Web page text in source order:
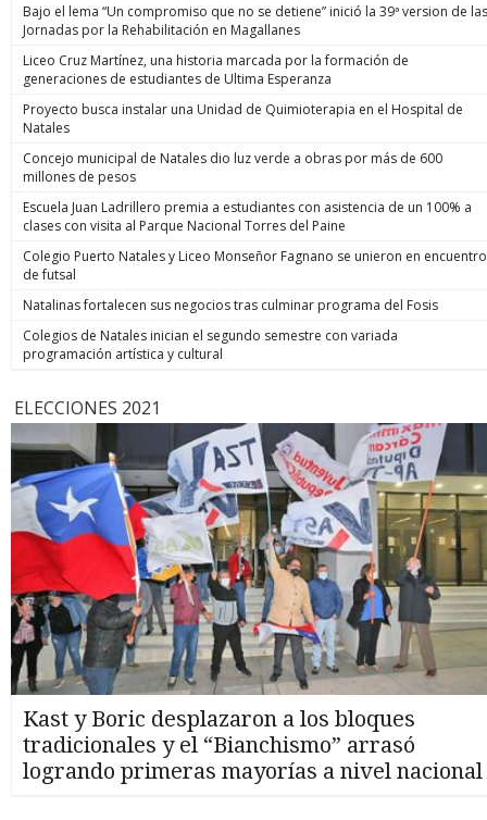
Bajo el lema “Un compromiso que no se detiene” inició la 39ª version de las
Jornadas por la Rehabilitación en Magallanes
Liceo Cruz Martínez, una historia marcada por la formación de
generaciones de estudiantes de Ultima Esperanza
Proyecto busca instalar una Unidad de Quimioterapia en el Hospital de
Natales
Concejo municipal de Natales dio luz verde a obras por más de 600
millones de pesos
Escuela Juan Ladrillero premia a estudiantes con asistencia de un 100% a
clases con visita al Parque Nacional Torres del Paine
Colegio Puerto Natales y Liceo Monseñor Fagnano se unieron en encuentro
de futsal
Natalinas fortalecen sus negocios tras culminar programa del Fosis
Colegios de Natales inician el segundo semestre con variada
programación artística y cultural
ELECCIONES 2021
Kast y Boric desplazaron a los bloques
tradicionales y el “Bianchismo” arrasó
logrando primeras mayorías a nivel nacional